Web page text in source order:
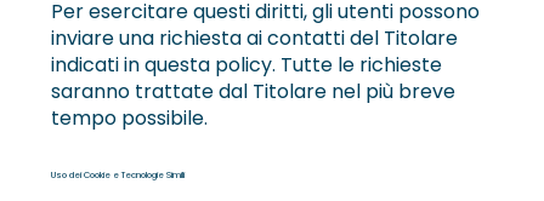
Per esercitare questi diritti, gli utenti possono
inviare una richiesta ai contatti del Titolare
indicati in questa policy. Tutte le richieste
saranno trattate dal Titolare nel più breve
tempo possibile.
Uso dei Cookie e Tecnologie Simili